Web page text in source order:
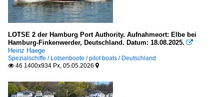
W
A
C
F
LOTSE 2 der Hamburg Port Authority. Aufnahmeort: Elbe bei
Hamburg-Finkenwerder, Deutschland. Datum: 18.08.2025. 
Heinz Haege
Spezialschiffe / Lotsenboote / pilot boats / Deutschland
 46 1400x934 Px, 05.05.2026 